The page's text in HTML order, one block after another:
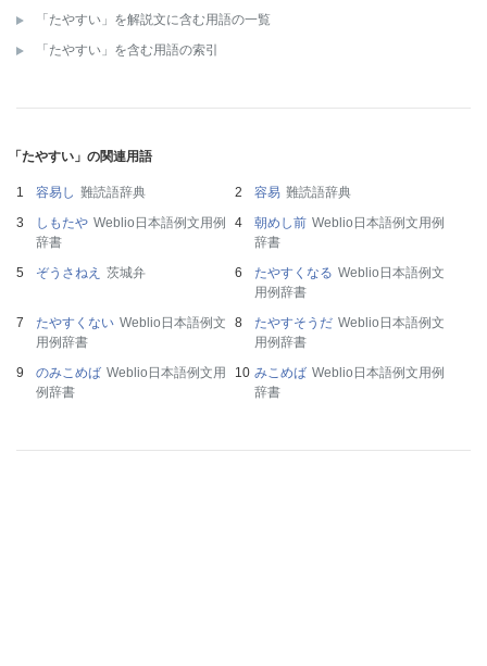
「たやすい」を解説文に含む用語の一覧
「たやすい」を含む用語の索引
「たやすい」の関連用語
容易し 難読語辞典 容易 難読語辞典
しもたや Weblio日本語例文用例
辞書
朝めし前 Weblio日本語例文用例
辞書
ぞうさねえ
茨城弁 たやすくなる Weblio日本語例文
用例辞書
たやすくない Weblio日本語例文
用例辞書
たやすそうだ Weblio日本語例文
用例辞書
のみこめば Weblio日本語例文用
例辞書
みこめば Weblio日本語例文用例
辞書